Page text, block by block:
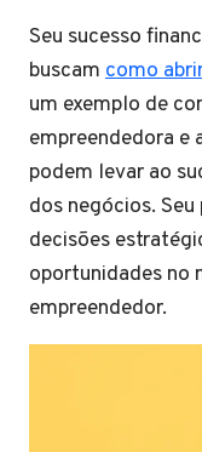
Seu sucesso
buscam como
um exemplo de
empreendedora e
podem levar ao
dos negócios.
decisões
oportunidades no
empreendedor.